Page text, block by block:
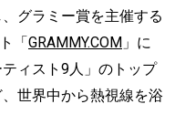
グラミー賞を主催する
「 GRAMMY.COM 」に
ィスト9人」のトップ
世界中から熱視線を浴